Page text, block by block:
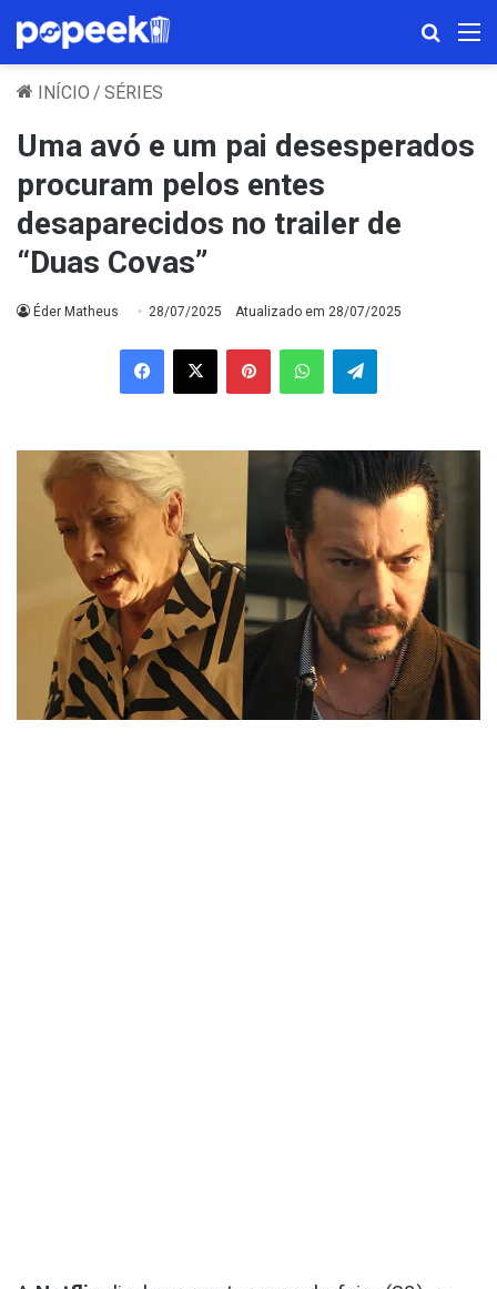
INÍCIO / SÉRIES
Uma avó e um pai desesperados
procuram pelos entes
desaparecidos no trailer de
“Duas Covas”
Éder Matheus 28/07/2025 Atualizado em 28/07/2025
Facebook
X PinterestWhatsAppTelegram